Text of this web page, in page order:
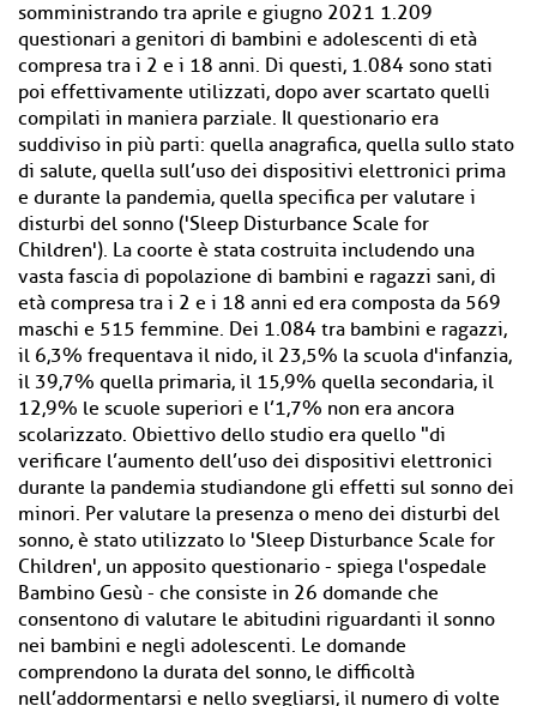
somministrando tra aprile e giugno 2021 1.209
questionari a genitori di bambini e adolescenti di età
compresa tra i 2 e i 18 anni. Di questi, 1.084 sono stati
poi effettivamente utilizzati, dopo aver scartato quelli
compilati in maniera parziale. Il questionario era
suddiviso in più parti: quella anagrafica, quella sullo stato
di salute, quella sull’uso dei dispositivi elettronici prima
e durante la pandemia, quella specifica per valutare i
disturbi del sonno ('Sleep Disturbance Scale for
Children'). La coorte è stata costruita includendo una
vasta fascia di popolazione di bambini e ragazzi sani, di
età compresa tra i 2 e i 18 anni ed era composta da 569
maschi e 515 femmine. Dei 1.084 tra bambini e ragazzi,
il 6,3% frequentava il nido, il 23,5% la scuola d'infanzia,
il 39,7% quella primaria, il 15,9% quella secondaria, il
12,9% le scuole superiori e l’1,7% non era ancora
scolarizzato. Obiettivo dello studio era quello "di
verificare l’aumento dell’uso dei dispositivi elettronici
durante la pandemia studiandone gli effetti sul sonno dei
minori. Per valutare la presenza o meno dei disturbi del
sonno, è stato utilizzato lo 'Sleep Disturbance Scale for
Children', un apposito questionario - spiega l'ospedale
Bambino Gesù - che consiste in 26 domande che
consentono di valutare le abitudini riguardanti il sonno
nei bambini e negli adolescenti. Le domande
comprendono la durata del sonno, le difficoltà
nell’addormentarsi e nello svegliarsi, il numero di volte